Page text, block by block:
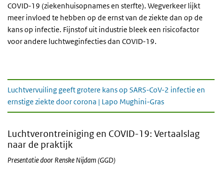
COVID-19 (ziekenhuisopnames en sterfte). Wegverkeer lijkt
meer invloed te hebben op de ernst van de ziekte dan op de
kans op infectie. Fijnstof uit industrie bleek een risicofactor
voor andere luchtweginfecties dan COVID-19.
Presentatie
Luchtvervuiling geeft grotere kans op SARS-CoV-2 infectie en
ernstige ziekte door corona | Lapo Mughini-Gras
Luchtverontreiniging en COVID-19: Vertaalslag
naar de praktijk
Presentatie door Renske Nijdam (GGD)